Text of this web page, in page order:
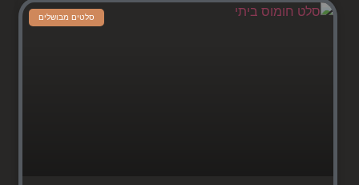
סלטים מבושלים